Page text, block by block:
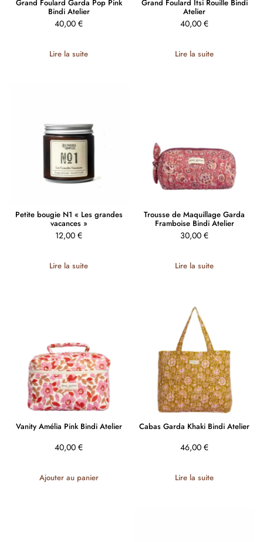
Grand Foulard Garda Pop Pink
Bindi Atelier
40,00 €
Lire la suite
Grand Foulard Itsi Rouille Bindi
Atelier
40,00 €
Lire la suite
Petite bougie N1 « Les grandes
vacances »
12,00 €
Lire la suite
Trousse de Maquillage Garda
Framboise Bindi Atelier
30,00 €
Lire la suite
Vanity Amélia Pink Bindi Atelier
40,00 €
Ajouter au panier
Cabas Garda Khaki Bindi Atelier
46,00 €
Lire la suite